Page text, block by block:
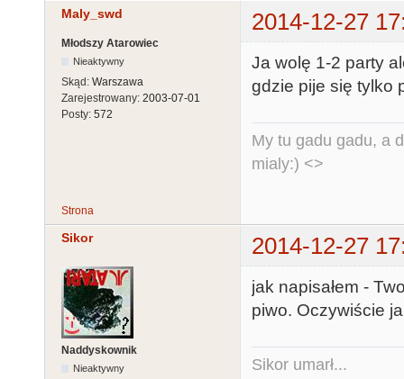
Maly_swd 2014-12-27
Młodszy Atarowiec
Nieaktywny
Skąd: Warszawa
Zarejestrowany: 2003-07-01
Posty: 572
Ja wolę 1-2 party
gdzie pije się tylko
My tu gadu gadu, a
mialy:) <>
Strona
Sikor 2014-12-27
Naddyskownik
Nieaktywny
jak napisałem -
piwo. Oczywiście
Sikor umarł...